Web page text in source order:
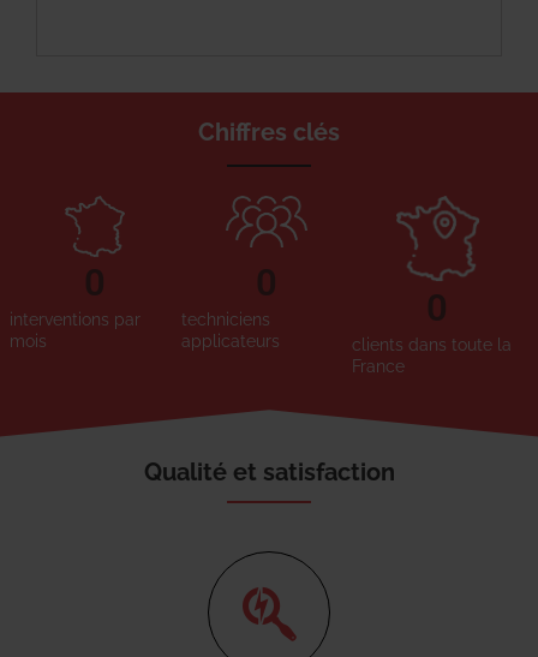
Chiffres clés
interventions par
mois
0
techniciens
applicateurs
0
clients dans toute la
France
0
Qualité et satisfaction